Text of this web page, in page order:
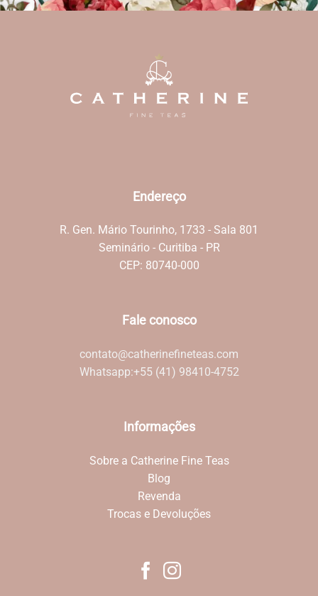
Endereço
R. Gen. Mário Tourinho, 1733 - Sala 801
Seminário - Curitiba - PR
CEP: 80740-000
Fale conosco
contato@catherinefineteas.com
Whatsapp:+55 (41) 98410-4752
Informações
Sobre a Catherine Fine Teas
Blog
Revenda
Trocas e Devoluções